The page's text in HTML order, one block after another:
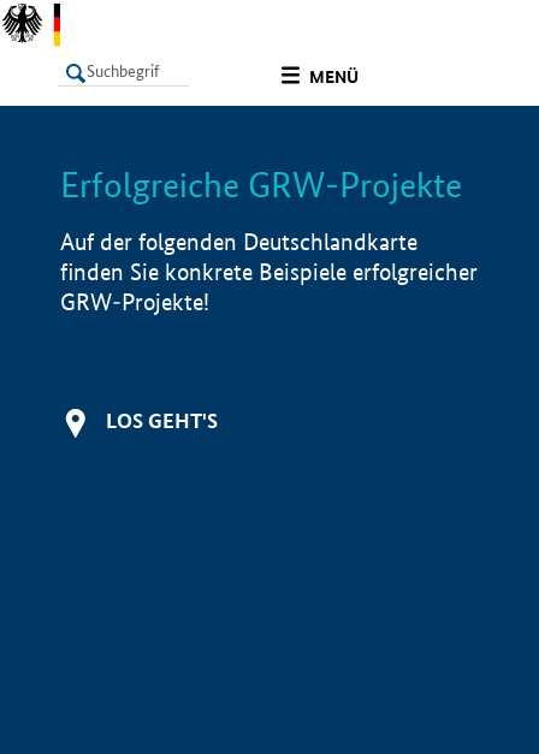
MENÜ
LISTE Info
Erfolgreiche GRW-Projekte
Auf der folgenden Deutschlandkarte
finden Sie konkrete Beispiele erfolgreicher
GRW-Projekte!
LOS GEHT'S